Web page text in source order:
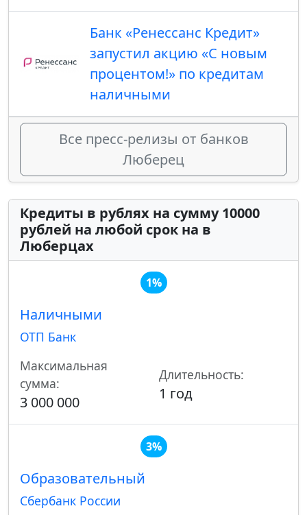
Банк «Ренессанс Кредит»
запустил ​акцию «С новым
процентом!» по кредитам
наличными
Все пресс-релизы от банков
Люберец
Кредиты в рублях на сумму 10000
рублей на любой срок на в
Люберцах
1%
Наличными
ОТП Банк
Максимальная
сумма:
3 000 000
Длительность:
1 год
3%
Образовательный
Сбербанк России